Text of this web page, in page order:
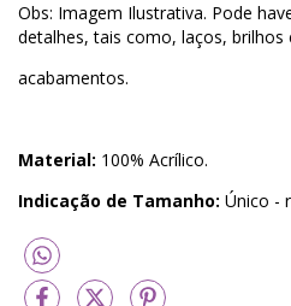
Obs: Imagem Ilustrativa. Pode
detalhes, tais como, laços, brilhos
acabamentos.
Material: 100% Acrílico.
Indicação de Tamanho: Único -